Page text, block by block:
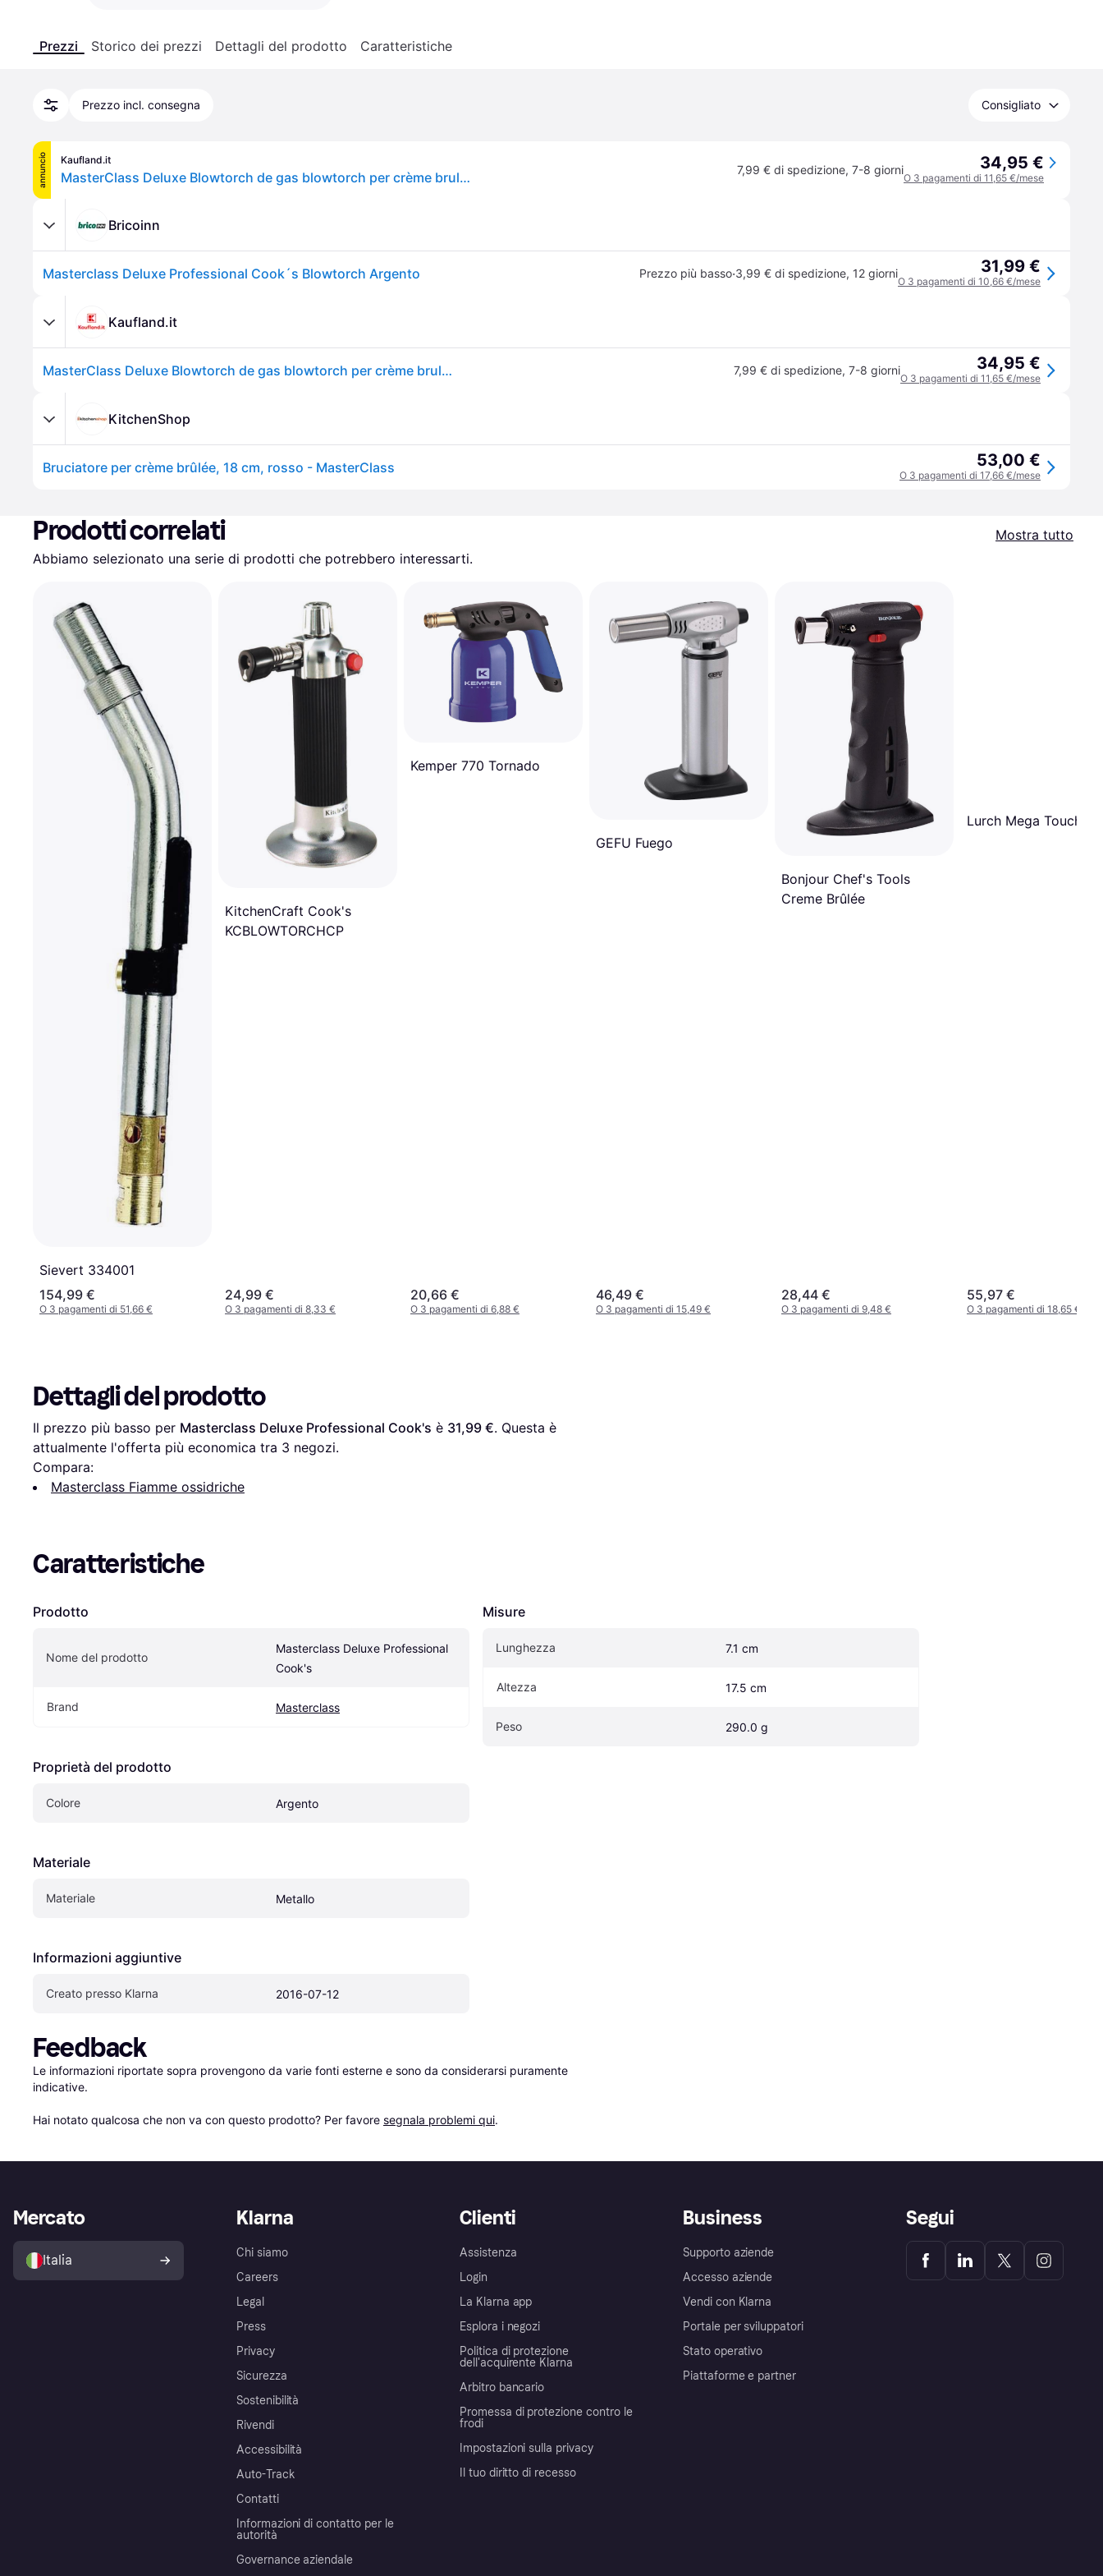
Prezzi Storico dei prezzi Dettagli del prodotto Caratteristiche
Prezzo incl. consegna Consigliato
annuncio Kaufland.it
MasterClass Deluxe Blowtorch de gas blowtorch per crème brulee, torte e dessert 7,99 € di spedizione, 7-8 giorni 34,95 €
O 3 pagamenti di 11,65 €/mese
Bricoinn
Masterclass Deluxe Professional Cook´s Blowtorch Argento Prezzo più basso·3,99 € di spedizione, 12 giorni 31,99 €
O 3 pagamenti di 10,66 €/mese
Kaufland.it
MasterClass Deluxe Blowtorch de gas blowtorch per crème brulee, torte e dessert 7,99 € di spedizione, 7-8 giorni 34,95 €
O 3 pagamenti di 11,65 €/mese
KitchenShop
Bruciatore per crème brûlée, 18 cm, rosso - MasterClass 53,00 €
O 3 pagamenti di 17,66 €/mese
Prodotti correlati
Mostra tutto
Abbiamo selezionato una serie di prodotti che potrebbero interessarti.
Sievert 334001
154,99 €
O 3 pagamenti di 51,66 €
KitchenCraft Cook's
KCBLOWTORCHCP
24,99 €
O 3 pagamenti di 8,33 €
Kemper 770 Tornado
20,66 €
O 3 pagamenti di 6,88 €
GEFU Fuego
46,49 €
O 3 pagamenti di 15,49 €
Bonjour Chef's Tools
Creme Brûlée
28,44 €
O 3 pagamenti di 9,48 €
Lurch Mega Touch
55,97 €
O 3 pagamenti di 18,65 €
Dettagli del prodotto
Il prezzo più basso per Masterclass Deluxe Professional Cook's è 31,99 €. Questa è
attualmente l'offerta più economica tra 3 negozi.
Compara:
Masterclass Fiamme ossidriche
Caratteristiche
Prodotto
Nome del prodotto
Masterclass Deluxe Professional
Cook's
Brand Masterclass
Proprietà del prodotto
Colore Argento
Materiale
Materiale Metallo
Informazioni aggiuntive
Creato presso Klarna 2016-07-12
Misure
Lunghezza 7.1 cm
Altezza 17.5 cm
Peso 290.0 g
Feedback
Le informazioni riportate sopra provengono da varie fonti esterne e sono da considerarsi puramente
indicative.
Hai notato qualcosa che non va con questo prodotto? Per favore segnala problemi qui.
Klarna
Chi siamo
Careers
Legal
Press
Privacy
Sicurezza
Sostenibilità
Rivendi
Accessibilità
Auto-Track
Contatti
Informazioni di contatto per le
autorità
Governance aziendale
Clienti
Assistenza
Login
La Klarna app
Esplora i negozi
Politica di protezione
dell'acquirente Klarna
Arbitro bancario
Promessa di protezione contro le
frodi
Impostazioni sulla privacy
Il tuo diritto di recesso
Business
Supporto aziende
Accesso aziende
Vendi con Klarna
Portale per sviluppatori
Stato operativo
Piattaforme e partner
Mercato
Italia
Segui